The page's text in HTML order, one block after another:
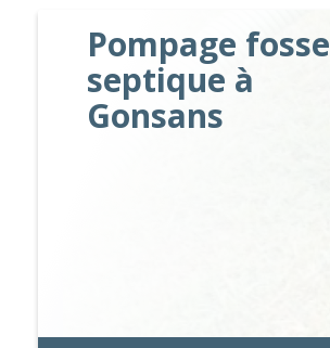
Pompage fosse
septique à
Gonsans